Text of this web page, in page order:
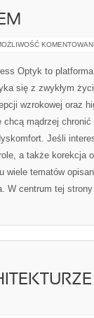
Optyk to
się z zwykłym
wzrokowej oraz
chcą mądrzej
Jeśli
a także korekcja
wiele tematów
W centrum tej